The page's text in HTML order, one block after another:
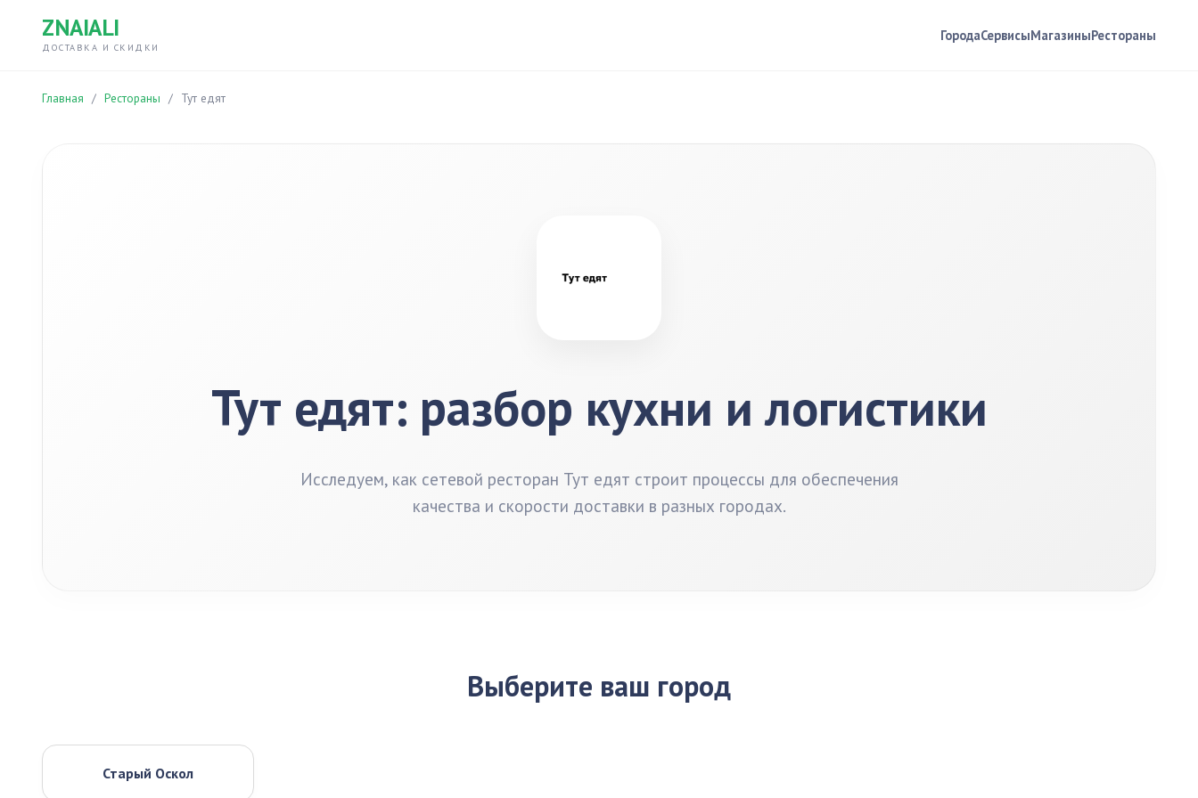
ZNAIALI
ДОСТАВКА И СКИДКИ
ГородаСервисыМагазиныРестораны
Главная / Рестораны / Тут едят
Тут едят: разбор кухни и логистики
Исследуем, как сетевой ресторан Тут едят строит процессы для обеспечения
качества и скорости доставки в разных городах.
Выберите ваш город
Старый Оскол